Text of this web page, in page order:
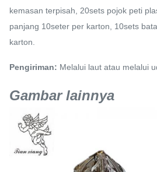
kemasan terpisah, 20sets pojok peti
panjang 10seter per karton, 10sets
karton.
Pengiriman: Melalui laut atau melalui
Gambar lainnya